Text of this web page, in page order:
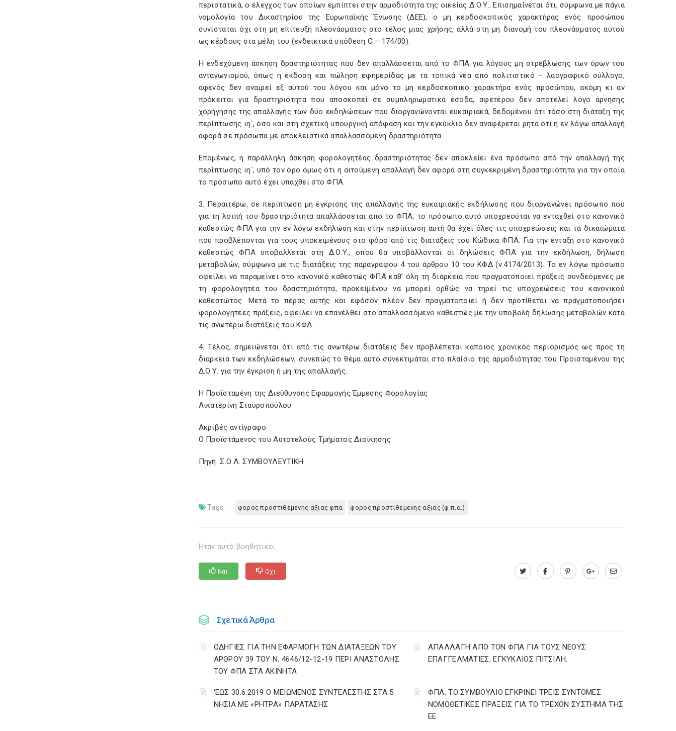
περιστατικά, ο έλεγχος των οποίων εμπίπτει στην αρμοδιότητα της οικείας Δ.Ο.Υ.. Επισημαίνεται ότι, σύμφωνα με πάγια
νομολογία του Δικαστηρίου της Ευρωπαϊκής Ένωσης (ΔΕΕ), ο μη κερδοσκοπικός χαρακτήρας ενός προσώπου
συνίσταται όχι στη μη επίτευξη πλεονάσματος στο τέλος μιας χρήσης, αλλά στη μη διανομή του πλεονάσματος αυτού
ως κέρδους στα μέλη του (ενδεικτικά υπόθεση C – 174/00).
Η ενδεχόμενη άσκηση δραστηριότητας που δεν απαλλάσσεται από το ΦΠΑ για λόγους μη στρέβλωσης των όρων του
ανταγωνισμού, όπως η έκδοση και πώληση εφημερίδας με τα τοπικά νέα από πολιτιστικό – λαογραφικό σύλλογο,
αφενός δεν αναιρεί εξ αυτού του λόγου και μόνο το μη κερδοσκοπικό χαρακτήρα ενός προσώπου, ακόμη κι αν
πρόκειται για δραστηριότητα που αποσκοπεί σε συμπληρωματικά έσοδα, αφετέρου δεν αποτελεί λόγο άρνησης
χορήγησης της απαλλαγής των δύο εκδηλώσεων που διοργανώνονται ευκαιριακά, δεδομένου ότι τόσο στη διάταξη της
περίπτωσης ιη΄, όσο και στη σχετική υπουργική απόφαση και την εγκύκλιο δεν αναφέρεται ρητά ότι η εν λόγω απαλλαγή
αφορά σε πρόσωπα με αποκλειστικά απαλλασσόμενη δραστηριότητα.
Επομένως, η παράλληλη άσκηση φορολογητέας δραστηριότητας δεν αποκλείει ένα πρόσωπο από την απαλλαγή της
περίπτωσης ιη΄, υπό τον όρο όμως ότι η αιτούμενη απαλλαγή δεν αφορά στη συγκεκριμένη δραστηριότητα για την οποία
το πρόσωπο αυτό έχει υπαχθεί στο ΦΠΑ.
3. Περαιτέρω, σε περίπτωση μη έγκρισης της απαλλαγής της ευκαιριακής εκδήλωσης που διοργανώνει πρόσωπο που
για τη λοιπή του δραστηριότητα απαλλάσσεται από το ΦΠΑ, το πρόσωπο αυτό υποχρεούται να ενταχθεί στο κανονικό
καθεστώς ΦΠΑ για την εν λόγω εκδήλωση και στην περίπτωση αυτή θα έχει όλες τις υποχρεώσεις και τα δικαιώματα
που προβλέπονται για τους υποκειμένους στο φόρο από τις διατάξεις του Κώδικα ΦΠΑ. Για την ένταξη στο κανονικό
καθεστώς ΦΠΑ υποβάλλεται στη Δ.Ο.Υ., όπου θα υποβάλλονται οι δηλώσεις ΦΠΑ για την εκδήλωση, δήλωση
μεταβολών, σύμφωνα με τις διατάξεις της παραγράφου 4 του άρθρου 10 του ΚΦΔ (ν.4174/2013). Το εν λόγω πρόσωπο
οφείλει να παραμείνει στο κανονικό καθεστώς ΦΠΑ καθ’ όλη τη διάρκεια που πραγματοποιεί πράξεις συνδεόμενες με
τη φορολογητέα του δραστηριότητα, προκειμένου να μπορεί ορθώς να τηρεί τις υποχρεώσεις του κανονικού
καθεστώτος. Μετά το πέρας αυτής και εφόσον πλέον δεν πραγματοποιεί ή δεν προτίθεται να πραγματοποιήσει
φορολογητέες πράξεις, οφείλει να επανέλθει στο απαλλασσόμενο καθεστώς με την υποβολή δήλωσης μεταβολών κατά
τις ανωτέρω διατάξεις του ΚΦΔ.
4. Τέλος, σημειώνεται ότι από τις ανωτέρω διατάξεις δεν προβλέπεται κάποιος χρονικός περιορισμός ως προς τη
διάρκεια των εκδηλώσεων, συνεπώς το θέμα αυτό συνεκτιμάται στο πλαίσιο της αρμοδιότητας του Προϊσταμένου της
Δ.Ο.Υ. για την έγκριση ή μη της απαλλαγής.
Η Προϊσταμένη της Διεύθυνσης Εφαρμογής Έμμεσης Φορολογίας
Αικατερίνη Σταυροπούλου
Ακριβές αντίγραφο
Ο Προϊστάμενος του Αυτοτελούς Τμήματος Διοίκησης
Πηγή: Σ.Ο.Λ. ΣΥΜΒΟΥΛΕΥΤΙΚΗ
Tags: φορος προστιθεμενης αξιας φπα φορος προστιθεμενης αξιας (φ.π.α.)
Ηταν αυτό βοηθητικό;
Ναι Οχι
Σχετικά Άρθρα
ΟΔΗΓΙΕΣ ΓΙΑ ΤΗΝ ΕΦΑΡΜΟΓΗ ΤΩΝ ΔΙΑΤΑΞΕΩΝ ΤΟΥ
ΑΡΘΡΟΥ 39 ΤΟΥ Ν. 4646/12-12-19 ΠΕΡΙ ΑΝΑΣΤΟΛΗΣ
ΤΟΥ ΦΠΑ ΣΤΑ ΑΚΙΝΗΤΑ
ΑΠΑΛΛΑΓΗ ΑΠΟ ΤΟΝ ΦΠΑ ΓΙΑ ΤΟΥΣ ΝΕΟΥΣ
ΕΠΑΓΓΕΛΜΑΤΙΕΣ, ΕΓΚΥΚΛΙΟΣ ΠΙΤΣΙΛΗ.
‘ΕΩΣ 30.6.2019 Ο ΜΕΙΩΜΕΝΟΣ ΣΥΝΤΕΛΕΣΤΗΣ ΣΤΑ 5
ΝΗΣΙΑ ΜΕ «ΡΗΤΡΑ» ΠΑΡΑΤΑΣΗΣ
ΦΠΑ: ΤΟ ΣΥΜΒΟΥΛΙΟ ΕΓΚΡΙΝΕΙ ΤΡΕΙΣ ΣΥΝΤΟΜΕΣ
ΝΟΜΟΘΕΤΙΚΕΣ ΠΡΑΞΕΙΣ ΓΙΑ ΤΟ ΤΡΕΧΟΝ ΣΥΣΤΗΜΑ ΤΗΣ
ΕΕ